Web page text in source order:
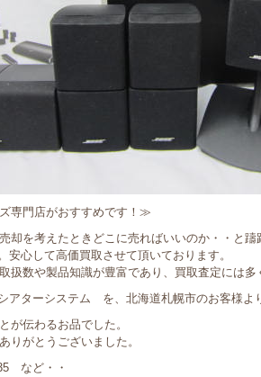
専門店がおすすめです！≫
却を考えたときどこに売ればいいのか・・と躊
心して高価買取させて頂いております。
扱数や製品知識が豊富であり、買取査定には
アターシステム を、北海道札幌市のお客様よ
が伝わるお品でした。
りがとうございました。
など・・